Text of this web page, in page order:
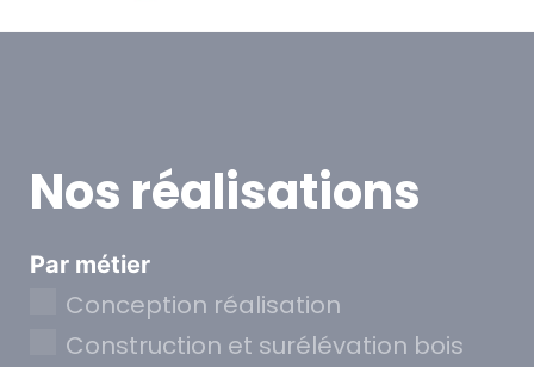
Nos réalisations
Par métier
Conception réalisation
Construction et surélévation bois